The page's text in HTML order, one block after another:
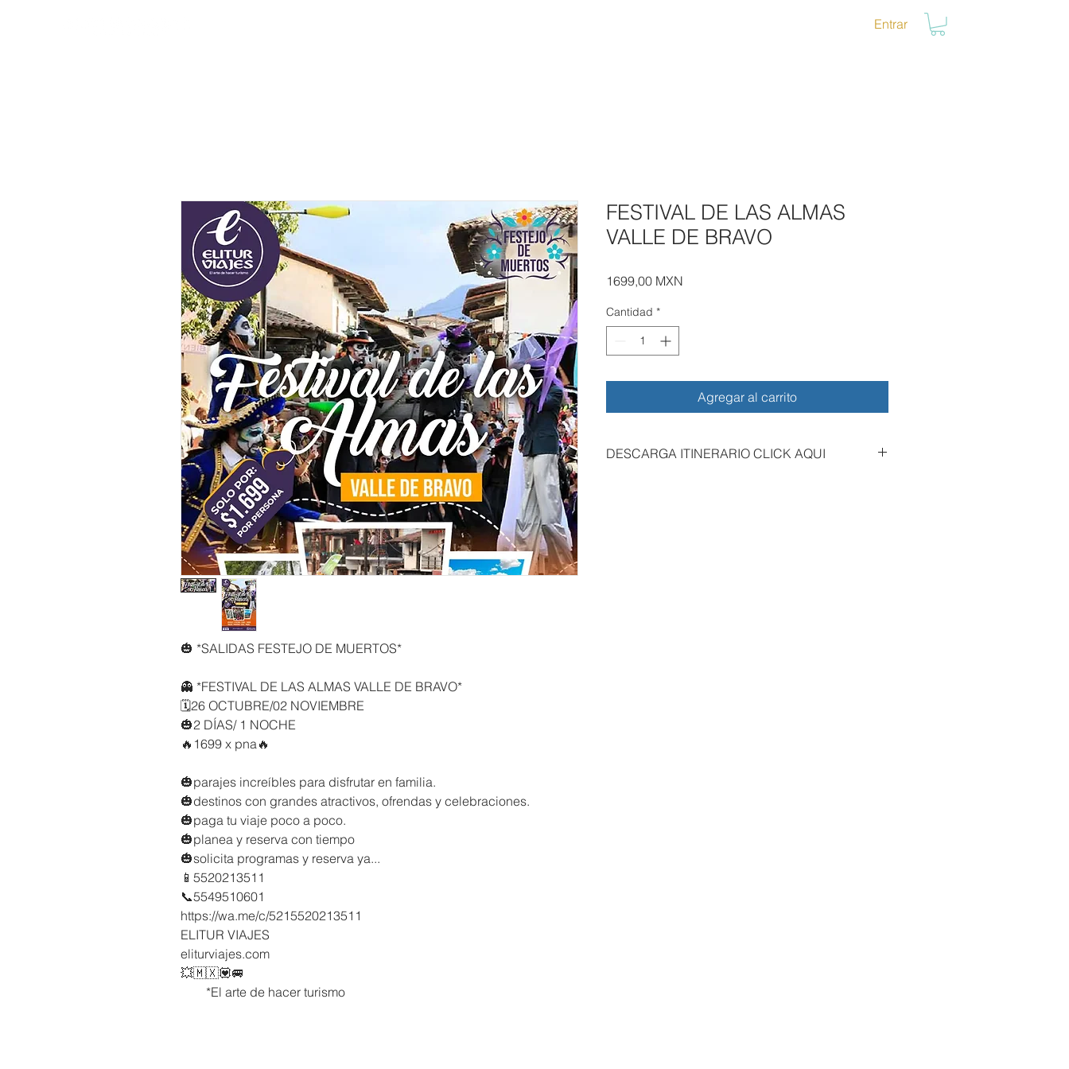
Entrar
🎃 *SALIDAS FESTEJO DE MUERTOS*
👻 *FESTIVAL DE LAS ALMAS VALLE DE BRAVO*
🗓️26 OCTUBRE/02 NOVIEMBRE
🎃2 DÍAS/ 1 NOCHE
🔥1699 x pna🔥
🎃parajes increíbles para disfrutar en familia.
🎃destinos con grandes atractivos, ofrendas y celebraciones.
🎃paga tu viaje poco a poco.
🎃planea y reserva con tiempo
🎃solicita programas y reserva ya...
📱5520213511
📞5549510601
https://wa.me/c/5215520213511
ELITUR VIAJES
eliturviajes.com
💥🇲🇽💟🚐
*El arte de hacer turismo
FESTIVAL DE LAS ALMAS
VALLE DE BRAVO
1699,00 MXN
Cantidad *
Agregar al carrito
DESCARGA ITINERARIO CLICK AQUI